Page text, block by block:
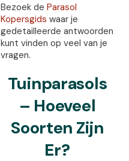
Bezoek de Parasol
Kopersgids waar je
gedetailleerde antwoorden
kunt vinden op veel van je
vragen.
Tuinparasols
– Hoeveel
Soorten Zijn
Er?